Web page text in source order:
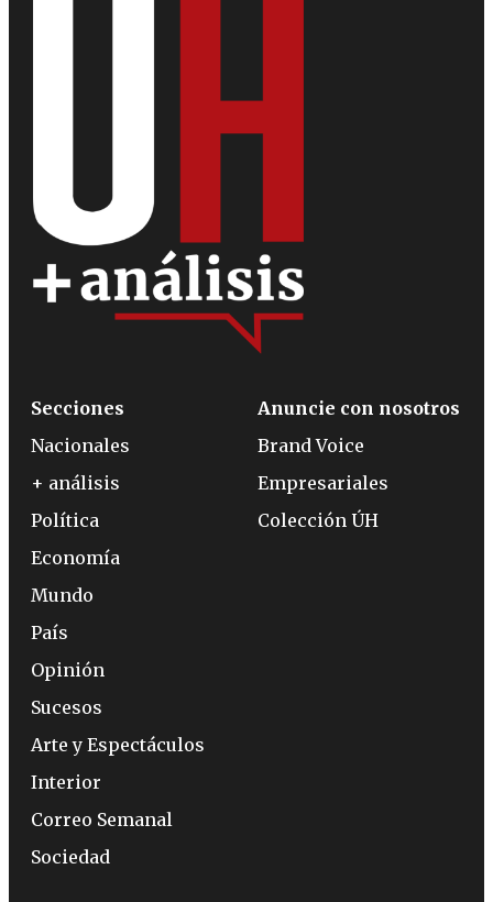
Secciones
Nacionales
+ análisis
Política
Economía
Mundo
País
Opinión
Sucesos
Arte y Espectáculos
Interior
Correo Semanal
Sociedad
Anuncie con nosotros
Brand Voice
Empresariales
Colección ÚH